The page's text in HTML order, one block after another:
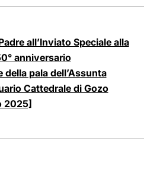
all’Inviato Speciale alla
anniversario
della pala dell’Assunta
Cattedrale di Gozo
2025]